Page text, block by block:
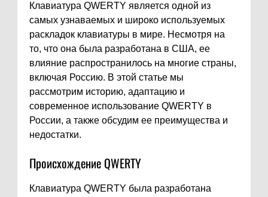
Клавиатура QWERTY является одной из
самых узнаваемых и широко используемых
раскладок клавиатуры в мире. Несмотря на
то, что она была разработана в США, ее
влияние распространилось на многие страны,
включая Россию. В этой статье мы
рассмотрим историю, адаптацию и
современное использование QWERTY в
России, а также обсудим ее преимущества и
недостатки.
Происхождение QWERTY
Клавиатура QWERTY была разработана